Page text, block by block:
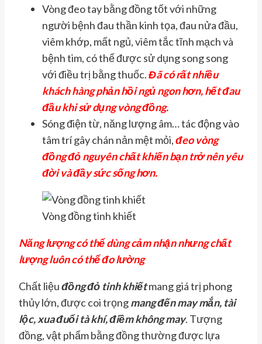
Vòng đeo tay bằng đồng tốt với những
người bệnh đau thần kinh tọa, đau nửa đầu,
viêm khớp, mất ngủ, viêm tắc tĩnh mạch và
bệnh tim, có thể được sử dụng song song
với điều trị bằng thuốc.Đã có rất nhiều
khách hàng phản hồi ngủ ngon hơn, hết đau
đầu khi sử dụng vòng đồng.
Sóng điện từ, năng lượng âm… tác động vào
tâm trí gây chán nản mệt mỏi,đeo vòng
đồng đỏ nguyên chất khiến bạn trở nên yêu
đời và đầy sức sống hơn.
Vòng đồng tinh khiết
Năng lượng có thể dùng cảm nhận nhưng chất
lượng luôn có thể đo lường
Chất liệuđồng đỏ tinh khiếtmang giá trị phong
thủy lớn, được coi trọngmang đến may mắn, tài
lộc, xua đuổi tà khí, điềm không may. Tượng
đồng, vật phẩm bằng đồng thường được lựa